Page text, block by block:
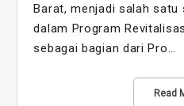
Barat, menjadi salah satu
dalam Program
sebagai bagian dari Pro…
Read